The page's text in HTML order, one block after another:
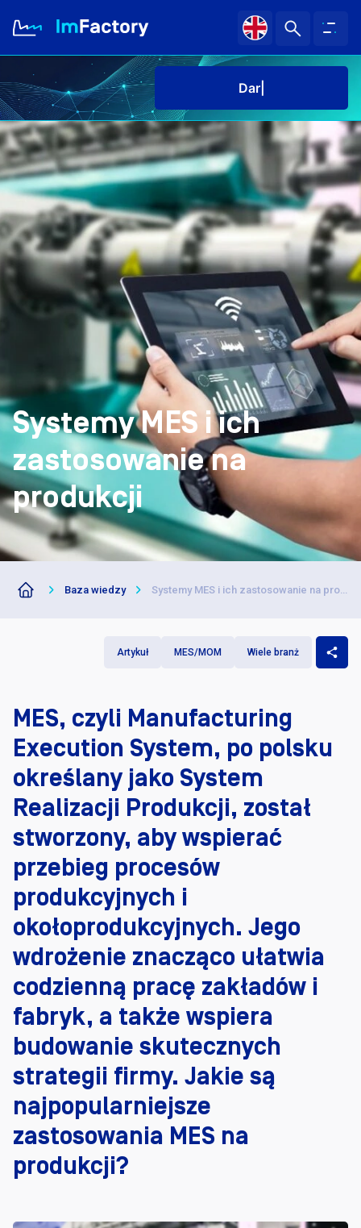
O nas
Branże i Rozwiązania
Case study
Baza wiedzy
Kariera
Darmowe p
Darmowe p
Systemy MES i ich
zastosowanie na
produkcji
Baza wiedzy Systemy MES i ich zastosowanie na produkcji
Artykuł MES/MOM Wiele branż
MES, czyli Manufacturing
Execution System, po polsku
określany jako System
Realizacji Produkcji, został
stworzony, aby wspierać
przebieg procesów
produkcyjnych i
okołoprodukcyjnych. Jego
wdrożenie znacząco ułatwia
codzienną pracę zakładów i
fabryk, a także wspiera
budowanie skutecznych
strategii firmy. Jakie są
najpopularniejsze
zastosowania MES na
produkcji?